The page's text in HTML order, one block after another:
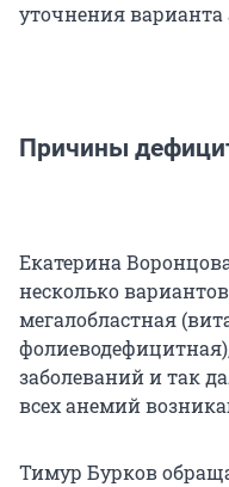
уточнения
Причины
Екатерина
несколько
мегалобластная
заболеваний и так
всех анемий
Тимур Бурков